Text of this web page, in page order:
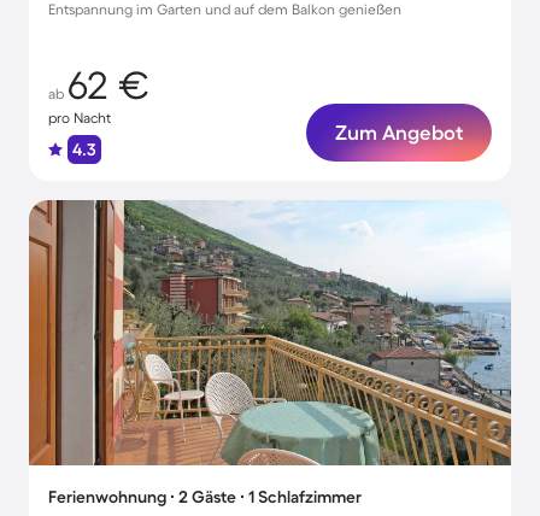
Entspannung im Garten und auf dem Balkon genießen
ab 62 €
pro Nacht
4.3
Zum Angebot
Ferienwohnung ∙ 2 Gäste ∙ 1 Schlafzimmer